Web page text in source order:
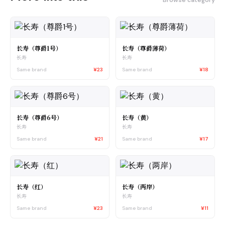
长寿（尊爵1号）
长寿
Same brand
¥23
长寿（尊爵薄荷）
长寿
Same brand
¥18
长寿（尊爵6号）
长寿
Same brand
¥21
长寿（黄）
长寿
Same brand
¥17
长寿（红）
长寿
Same brand
¥23
长寿（两岸）
长寿
Same brand
¥11